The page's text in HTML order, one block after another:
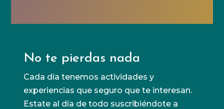
No te pierdas nada
Cada día tenemos actividades y
experiencias que seguro que te interesan.
Estate al día de todo suscribiéndote a